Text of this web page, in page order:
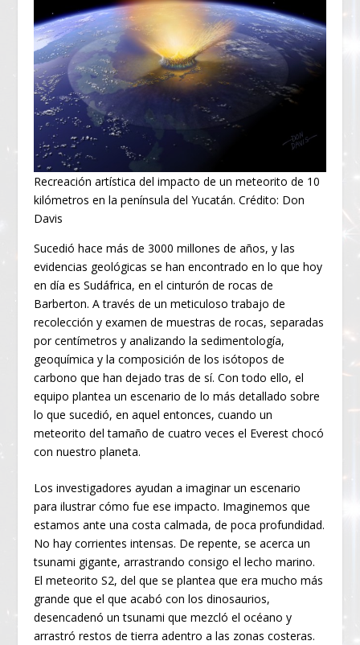
Recreación artística del impacto de un meteorito de 10
kilómetros en la península del Yucatán. Crédito: Don
Davis
Sucedió hace más de 3000 millones de años, y las
evidencias geológicas se han encontrado en lo que hoy
en día es Sudáfrica, en el cinturón de rocas de
Barberton. A través de un meticuloso trabajo de
recolección y examen de muestras de rocas, separadas
por centímetros y analizando la sedimentología,
geoquímica y la composición de los isótopos de
carbono que han dejado tras de sí. Con todo ello, el
equipo plantea un escenario de lo más detallado sobre
lo que sucedió, en aquel entonces, cuando un
meteorito del tamaño de cuatro veces el Everest chocó
con nuestro planeta.
Los investigadores ayudan a imaginar un escenario
para ilustrar cómo fue ese impacto. Imaginemos que
estamos ante una costa calmada, de poca profundidad.
No hay corrientes intensas. De repente, se acerca un
tsunami gigante, arrastrando consigo el lecho marino.
El meteorito S2, del que se plantea que era mucho más
grande que el que acabó con los dinosaurios,
desencadenó un tsunami que mezcló el océano y
arrastró restos de tierra adentro a las zonas costeras.